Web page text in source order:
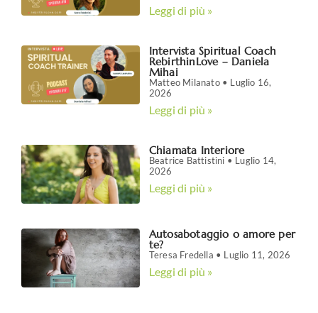
Leggi di più »
Intervista Spiritual Coach
RebirthinLove – Daniela
Mihai
Matteo Milanato
Luglio 16,
2026
Leggi di più »
Chiamata Interiore
Beatrice Battistini
Luglio 14,
2026
Leggi di più »
Autosabotaggio o amore per
te?
Teresa Fredella Luglio 11, 2026
Leggi di più »